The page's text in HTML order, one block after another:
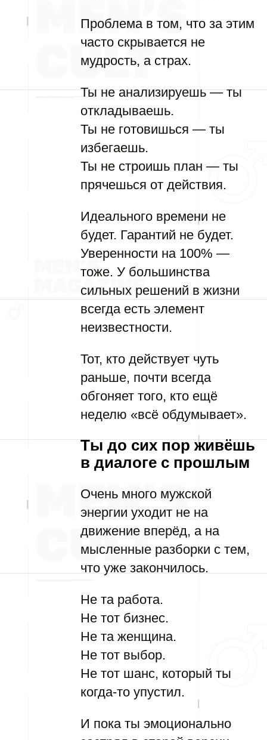
Проблема в том, что за этим
часто скрывается не
мудрость, а страх.
Ты не анализируешь — ты
откладываешь.
Ты не готовишься — ты
избегаешь.
Ты не строишь план — ты
прячешься от действия.
Идеального времени не
будет. Гарантий не будет.
Уверенности на 100% —
тоже. У большинства
сильных решений в жизни
всегда есть элемент
неизвестности.
Тот, кто действует чуть
раньше, почти всегда
обгоняет того, кто ещё
неделю «всё обдумывает».
Ты до сих пор живёшь
в диалоге с прошлым
Очень много мужской
энергии уходит не на
движение вперёд, а на
мысленные разборки с тем,
что уже закончилось.
Не та работа.
Не тот бизнес.
Не та женщина.
Не тот выбор.
Не тот шанс, который ты
когда-то упустил.
И пока ты эмоционально